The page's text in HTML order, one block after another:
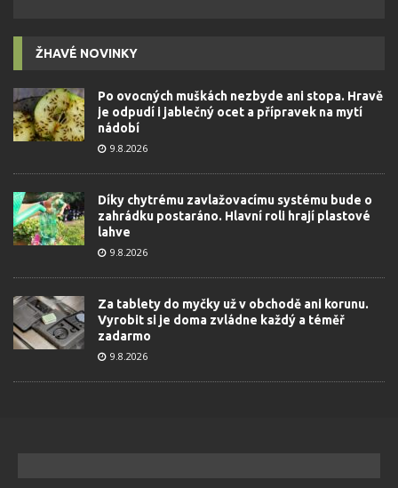
ŽHAVÉ NOVINKY
Po ovocných muškách nezbyde ani stopa. Hravě
je odpudí i jablečný ocet a přípravek na mytí
nádobí
9.8.2026
Díky chytrému zavlažovacímu systému bude o
zahrádku postaráno. Hlavní roli hrají plastové
lahve
9.8.2026
Za tablety do myčky už v obchodě ani korunu.
Vyrobit si je doma zvládne každý a téměř
zadarmo
9.8.2026